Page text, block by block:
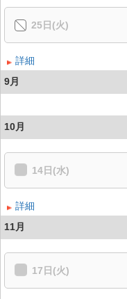
25日(火)
詳細
9月
10月
14日(水)
詳細
11月
17日(火)